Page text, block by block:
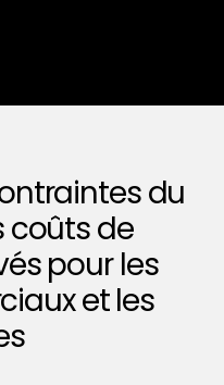
du
coûts de
pour les
et les